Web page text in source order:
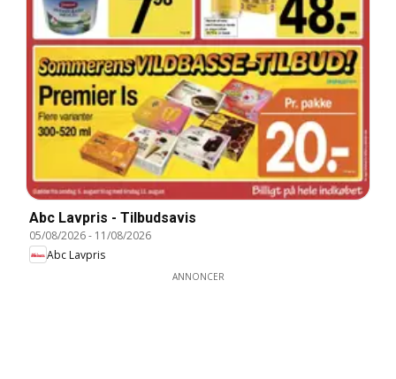
Abc Lavpris - Tilbudsavis
05/08/2026- 11/08/2026
Abc Lavpris
ANNONCER